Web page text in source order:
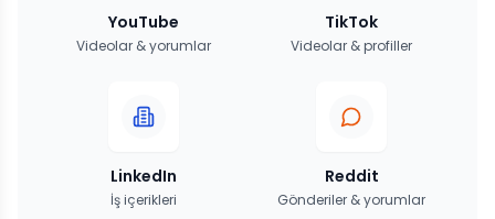
YouTube
Videolar & yorumlar
TikTok
Videolar & profiller
LinkedIn
İş içerikleri
Reddit
Gönderiler & yorumlar